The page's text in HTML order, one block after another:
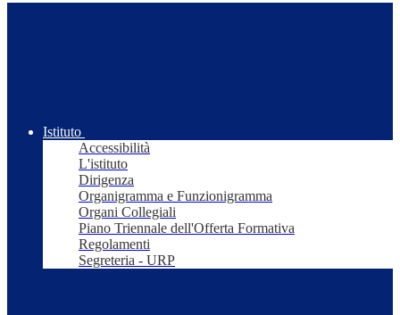
Istituto
Accessibilità
L'istituto
Dirigenza
Organigramma e Funzionigramma
Organi Collegiali
Piano Triennale dell'Offerta Formativa
Regolamenti
Segreteria - URP